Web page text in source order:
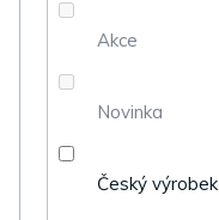
Akce
Novinka
Český výrobek